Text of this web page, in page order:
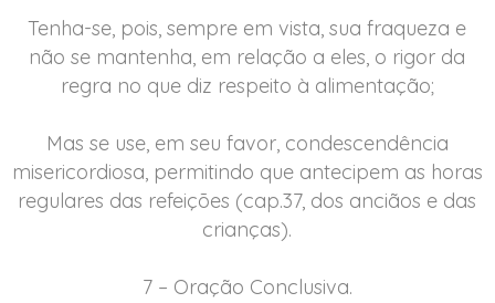
Tenha-se, pois, sempre em vista, sua fraqueza e
não se mantenha, em relação a eles, o rigor da
regra no que diz respeito à alimentação;
Mas se use, em seu favor, condescendência
misericordiosa, permitindo que antecipem as horas
regulares das refeições (cap.37, dos anciãos e das
crianças).
7 – Oração Conclusiva.